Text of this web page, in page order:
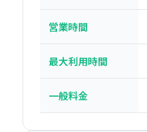
営業時間
最大利用時間
一般料金